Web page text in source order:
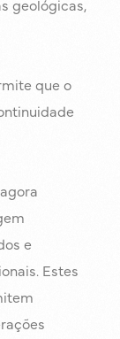
geológicas,
que o
e
Estes